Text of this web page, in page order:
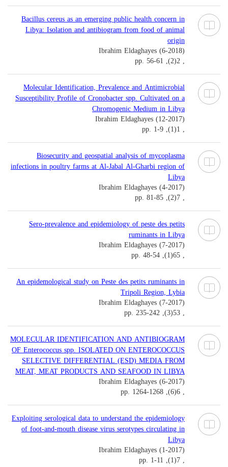
Bacillus cereus as an emerging public health concern in
Libya: Isolation and antibiogram from food of animal
origin
Ibrahim Eldaghayes (6-2018)
, 2(2), pp. 56-61
Molecular Identification, Prevalence and Antimicrobial
Susceptibility Profile of Cronobacter spp. Cultivated on a
Chromogenic Medium in Libya
Ibrahim Eldaghayes (12-2017)
, 1(1), pp. 1-9
Biosecurity and geospatial analysis of mycoplasma
infections in poultry farms at Al-Jabal Al-Gharbi region of
Libya
Ibrahim Eldaghayes (4-2017)
, 7(2), pp. 81-85
Sero-prevalence and epidemiology of peste des petits
ruminants in Libya
Ibrahim Eldaghayes (7-2017)
, 65(1), pp. 48-54
An epidemological study on Peste des petits ruminants in
Tripoli Region, Lybia
Ibrahim Eldaghayes (7-2017)
, 53(3), pp. 235-242
MOLECULAR IDENTIFICATION AND ANTIBIOGRAM
OF Enterococcus spp. ISOLATED ON ENTEROCOCCUS
SELECTIVE DIFFERENTIAL (ESD) MEDIA FROM
MEAT, MEAT PRODUCTS AND SEAFOOD IN LIBYA
Ibrahim Eldaghayes (6-2017)
, 6(6), pp. 1264-1268
Exploiting serological data to understand the epidemiology
of foot-and-mouth disease virus serotypes circulating in
Libya
Ibrahim Eldaghayes (1-2017)
, 7(1), pp. 1-11